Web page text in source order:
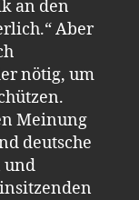
an den
Aber
nötig, um
Meinung
deutsche
und